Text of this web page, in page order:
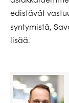
edistävät
syntymistä,
lisää.